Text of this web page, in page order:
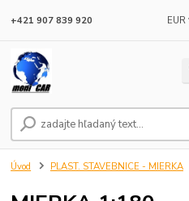
EUR
+421 907 839 920
Úvod PLAST. STAVEBNICE - MIERKA